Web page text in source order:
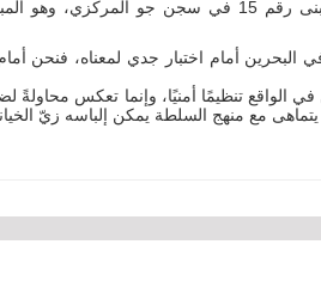
مباني الأمن الوطني؟ أم نُقلوا إلى المبنى رقم 15 في
البحرين أمام اختبار جدي لمعناه، فنحن
الواقع تنظيمًا أمنيًا، وإنما تعكس محاولةً
يتماهى مع منهج السلطة يمكن إلباسه زيّ